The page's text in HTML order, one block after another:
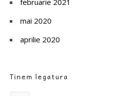
mai 2020
aprilie 2020
Tinem legatura